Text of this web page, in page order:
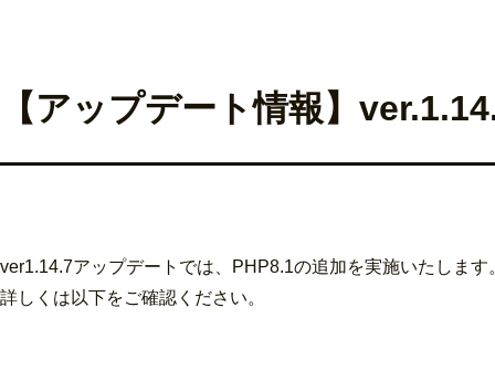
【アップデート情報】
ver1.14.7アップデートでは、PHP8.1の追加を実施いたします
詳しくは以下をご確認ください。